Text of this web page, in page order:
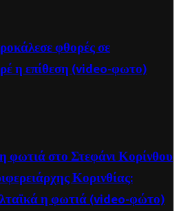
φθορές σε
η επίθεση (video-φωτο)
φωτιά στο Στεφάνι Κορίνθου
Κορινθίας:
η φωτιά (video-φώτο)